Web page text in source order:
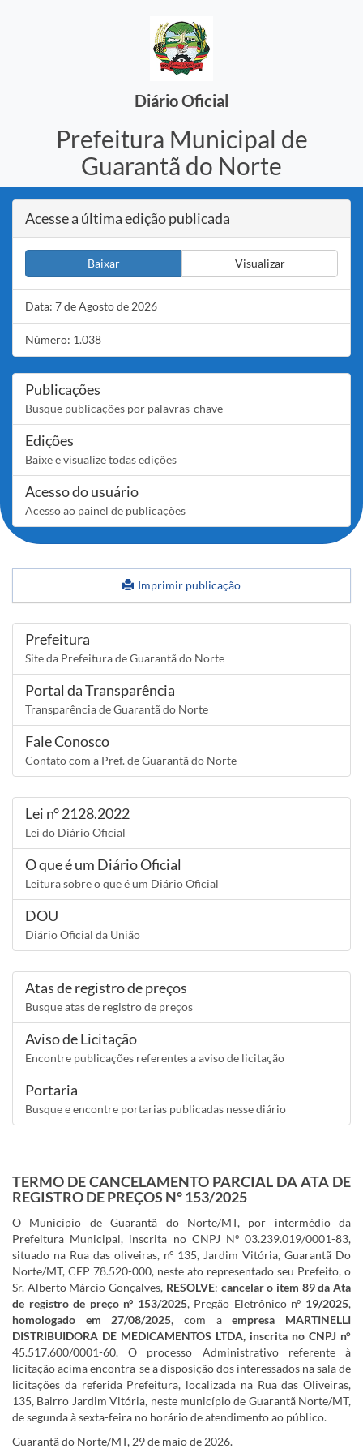
Diário Oficial
Prefeitura Municipal de
Guarantã do Norte
Acesse a última edição publicada
Baixar Visualizar
Data: 7 de Agosto de 2026
Número: 1.038
Publicações
Busque publicações por palavras-chave
Edições
Baixe e visualize todas edições
Acesso do usuário
Acesso ao painel de publicações
Imprimir publicação
LinksPrefeitura
Site da Prefeitura de Guarantã do Norte
Portal da Transparência
Transparência de Guarantã do Norte
Fale Conosco
Contato com a Pref. de Guarantã do Norte
Lei n° 2128.2022
Lei do Diário Oficial
O que é um Diário Oficial
Leitura sobre o que é um Diário Oficial
DOU
Diário Oficial da União
Atas de registro de preços
Busque atas de registro de preços
Aviso de Licitação
Encontre publicações referentes a aviso de licitação
Portaria
Busque e encontre portarias publicadas nesse diário
TERMO DE CANCELAMENTO PARCIAL DA ATA DE
REGISTRO DE PREÇOS N° 153/2025
O Município de Guarantã do Norte/MT, por intermédio da
Prefeitura Municipal, inscrita no CNPJ Nº 03.239.019/0001-83,
situado na Rua das oliveiras, n° 135, Jardim Vitória, Guarantã Do
Norte/MT, CEP 78.520-000, neste ato representado seu Prefeito, o
Sr. Alberto Márcio Gonçalves, RESOLVE: cancelar o item 89 daAta
de registro de preço nº 153/2025, Pregão Eletrônico nº 19/2025,
homologado em 27/08/2025, com aempresa MARTINELLI
DISTRIBUIDORA DE MEDICAMENTOS LTDA, inscrita no CNPJ n°
45.517.600/0001-60. O processo Administrativo referente à
licitação acima encontra-se a disposição dos interessados na sala de
licitações da referida Prefeitura, localizada na Rua das Oliveiras,
135, Bairro Jardim Vitória, neste município de Guarantã Norte/MT,
de segunda à sexta-feira no horário de atendimento ao público.
Guarantã do Norte/MT, 29 de maio de 2026.